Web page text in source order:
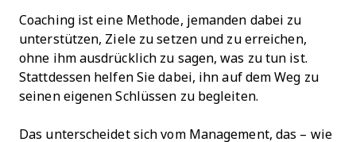
Coaching ist eine Methode, jemanden dabei zu
unterstützen, Ziele zu setzen und zu erreichen,
ohne ihm ausdrücklich zu sagen, was zu tun ist.
Stattdessen helfen Sie dabei, ihn auf dem Weg zu
seinen eigenen Schlüssen zu begleiten.
Das unterscheidet sich vom Management, das – wie